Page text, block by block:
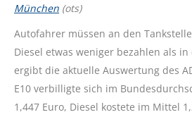
München (ots)
Autofahrer müssen an den
Diesel etwas weniger bezahlen als in
ergibt die aktuelle Auswertung des
E10 verbilligte sich im
1,447 Euro, Diesel kostete im Mittel